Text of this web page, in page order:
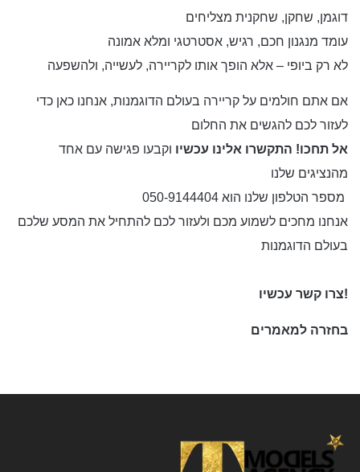
דוגמן, שחקן, שחקנית מצליחים
עומד מנגנון חכם, רגיש, אסטרטגי ומלא אמונה
לא רק ביופי – אלא הופך אותו לקריירה, לעשייה, ולהשפעה
אם אתם חולמים על קריירה בעולם הדוגמנות, אנחנו כאן כדי
לעזור לכם להגשים את החלום
אל תחכו! התקשרו אלינו עכשיו וקבעו פגישה עם אחד
מהנציגים שלנו
מספר הטלפון שלנו הוא 050-9144404
אנחנו מחכים לשמוע מכם ולעזור לכם להתחיל את המסע שלכם
בעולם הדוגמנות
צרו קשר עכשיו!
בחזרה למאמרים